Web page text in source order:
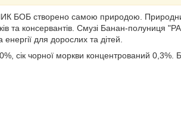
БОБ створено самою природою.
та консервантів. Смузі Банан-полуниця
енергії для дорослих та дітей.
сік чорної моркви концентрований